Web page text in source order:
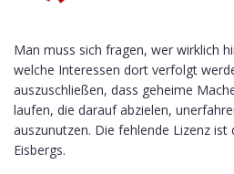
Man muss sich fragen, wer wirklich
welche Interessen dort verfolgt
auszuschließen, dass geheime
laufen, die darauf abzielen,
auszunutzen. Die fehlende Lizenz ist
Eisbergs.